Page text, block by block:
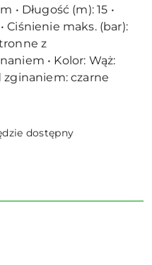
• Długość (m): 15 •
Ciśnienie maks. (bar):
z
• Kolor: Wąż:
zginaniem: czarne
dostępny